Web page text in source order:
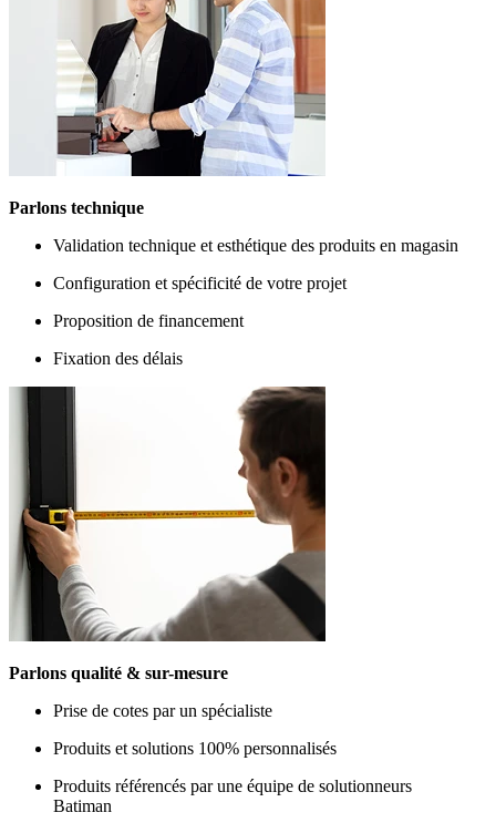
Parlons technique
Validation technique et esthétique des produits en magasin
Configuration et spécificité de votre projet
Proposition de financement
Fixation des délais
Parlons qualité & sur-mesure
Prise de cotes par un spécialiste
Produits et solutions 100% personnalisés
Produits référencés par une équipe de solutionneurs
Batiman